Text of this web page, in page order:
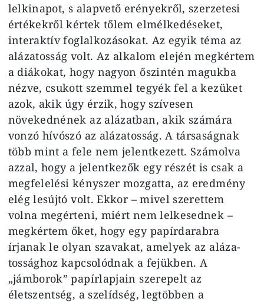
lelkinapot, s alapvető erények­ről, szerzetesi
értékekről kértek tőlem elmélkedéseket,
interaktív foglalko­zásokat. Az egyik téma az
alázatos­ság volt. Az alkalom elején megkér­tem
a diákokat, hogy nagyon őszintén magukba
nézve, csukott szemmel te­gyék fel a kezüket
azok, akik úgy ér­zik, hogy szívesen
növekednének az alázatban, akik számára
vonzó hívó­szó az alázatosság. A társaságnak
több mint a fele nem jelentkezett. Számolva
azzal, hogy a jelentkezők egy részét is csak a
megfelelési kényszer mozgatta, az eredmény
elég lesújtó volt. Ekkor – mivel szerettem
volna megérteni, miért nem lelkesednek –
megkértem őket, hogy egy papírdarabra
írjanak le olyan szavakat, amelyek az aláza­
tossághoz kapcsolódnak a fejükben. A
„jámborok” papírlapjain szerepelt az
életszentség, a szelídség, legtöbben a